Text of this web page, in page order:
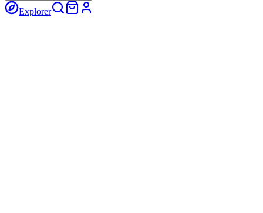
Explorer